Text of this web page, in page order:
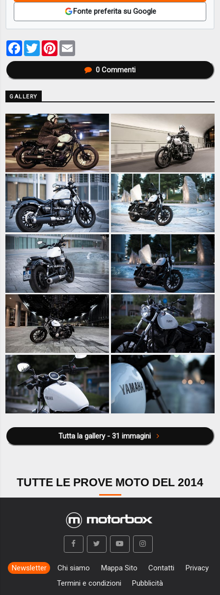
Fonte preferita su Google
Facebook
TwitterPinterest
0Commenti
GALLERY
Tutta la gallery - 31 immagini
TUTTE LE PROVE MOTO DEL 2014
Newsletter Chi siamo Mappa Sito Contatti
Privacy
Termini e condizioni
Pubblicità